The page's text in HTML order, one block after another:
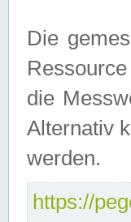
Die
Ressource
die
Alternativ
werden.
https://